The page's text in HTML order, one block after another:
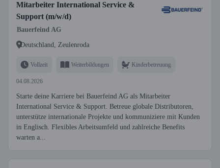
Mitarbeiter International Service &
Support (m/w/d)
Bauerfeind AG
Deutschland, Zeulenroda
Vollzeit Weiterbildungen Kinderbetreuung
04.08.2026
Starte deine Karriere bei Bauerfeind AG als Mitarbeiter
International Service & Support. Betreue globale Distributoren,
unterstütze internationale Projekte und kommuniziere mit Kunden
in Englisch. Flexibles Arbeitsumfeld und zahlreiche Benefits
warten a...